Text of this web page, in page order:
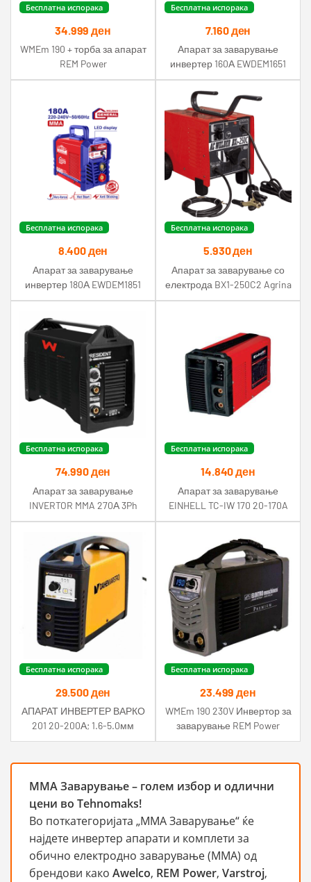
Бесплатна испорака
34.999ден
WMEm 190 + торба за апарат
REM Power
Бесплатна испорака
7.160ден
Апарат за заварување
инвертер 160А EWDEM1651
Emtop
Бесплатна испорака
8.400ден
Апарат за заварување
инвертер 180А EWDEM1851
Emtop
Бесплатна испорака
5.930ден
Апарат за заварување со
електрода BX1-250C2 Agrina
Бесплатна испорака
74.990ден
Апарат за заварување
INVERTOR MMA 270А 3Ph
400V Awelco
Бесплатна испорака
14.840ден
Апарат за заварување
EINHELL TC-IW 170 20-170A
инвертер Einhell
Бесплатна испорака
29.500 ден
АПАРАТ ИНВЕРТЕР ВАРКО
201 20-200А; 1.6-5.0мм
Varstroj
Бесплатна испорака
23.499 ден
WMEm 190 230V Инвертор за
заварување REM Power
ММА Заварување – голем избор и одлични
цени во Tehnomaks!
Во поткатегоријата „ММА Заварување“ ќе
најдете инвертер апарати и комплети за
обично електродно заварување (MMA) од
брендови како Awelco, REM Power, Varstroj,